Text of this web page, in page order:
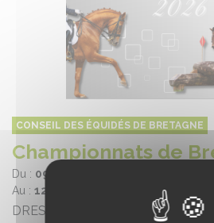
CONSEIL DES ÉQUIDÉS DE BRETAGNE
Championnats de
Du : 09/07/2026
Au : 12/07/2026
DRESSAGE